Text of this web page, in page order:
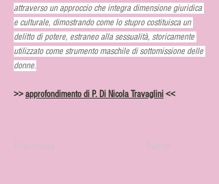
attraverso un approccio che integra dimensione giuridica
e culturale, dimostrando come lo stupro costituisca un
delitto di potere, estraneo alla sessualità, storicamente
utilizzato come strumento maschile di sottomissione delle
donne.
>> approfondimento di P. Di Nicola Travaglini <<
Previous Next